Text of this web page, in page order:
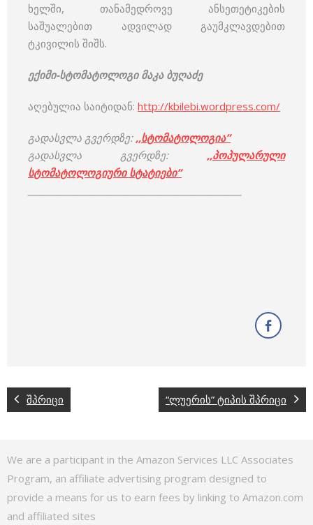
ხელში, თანამედროვე ანსეთეტიკების
საშუალებით ადვილად გაუმკლავდებით
ტკივილის შიშს.
ექიმი-სტომატოლოგი მაკა ბუღაძე
აღებულია საიტიდან: http://kbilebi.wordpress.com/
გადასვლა გვერდზე: ,,სტომატოლოგია”
გადასვლა გვერდზე: ,,პოპულარული
სტომატოლოგიური სტატიები”
შპრიცი “ლუერის” ტიპის შპრიცი
We are a participant in the Amazon Services LLC Associates
Program, an affiliate advertising program designed to
provide a means for us to earn fees by linking to Amazon.com
and affiliated sites